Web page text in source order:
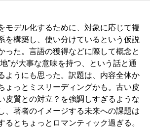
モデル化するために、対象に応じて複
を構築し、使い分けているという仮説
った。言語の獲得などに際して概念と
”が大事な意味を持つ、という話と通
ようにも思った。訳題は、内容全体か
ょっとミスリーディングかも。古い皮
皮質との対立？を強調しすぎるような
、著者のイメージする未来への課題は
るとちょっとロマンティック過ぎる。